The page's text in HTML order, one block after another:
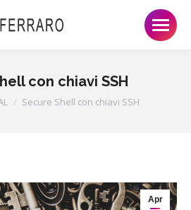
con chiavi SSH
Secure Shell con chiavi SSH
Apr